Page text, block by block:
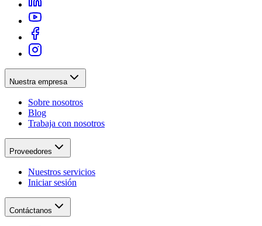
Nuestra empresa
Sobre nosotros
Blog
Trabaja con nosotros
Proveedores
Nuestros servicios
Iniciar sesión
Contáctanos